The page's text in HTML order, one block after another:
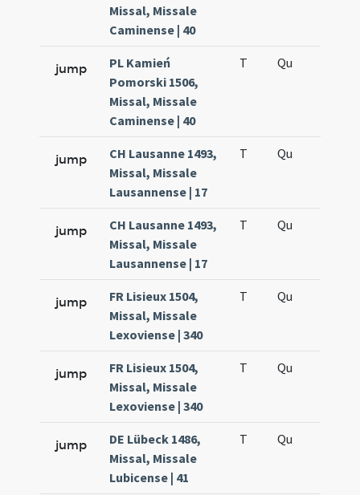
Missal, Missale
Caminense | 40
jump
PL Kamień
Pomorski 1506,
Missal, Missale
Caminense | 40
T Qu
jump
CH Lausanne 1493,
Missal, Missale
Lausannense | 17
T Qu
jump
CH Lausanne 1493,
Missal, Missale
Lausannense | 17
T Qu
jump
FR Lisieux 1504,
Missal, Missale
Lexoviense | 340
T Qu
jump
FR Lisieux 1504,
Missal, Missale
Lexoviense | 340
T Qu
jump
DE Lübeck 1486,
Missal, Missale
Lubicense | 41
T Qu